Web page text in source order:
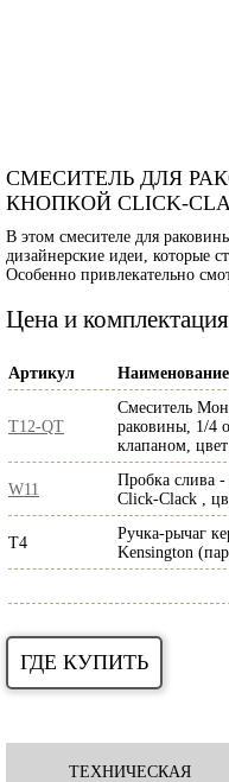
СМЕСИТЕЛЬ ДЛЯ
КНОПКОЙ CLICK-
В этом смесителе для
дизайнерские идеи, которые
Особенно привлекательно
Цена и
Артикул Наименование
T12-QT
Смеситель
раковины, 1/4
клапаном,
W11
Пробка слива -
Click-Clack ,
T4
Ручка-рычаг
Kensington
ГДЕ КУПИТЬ
ТЕХНИЧЕСКАЯ